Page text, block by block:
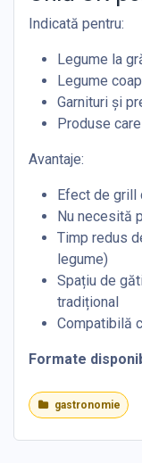
Indicată pentru:
Legume la
Legume
Garnituri și
Produse
Avantaje:
Efect de grill
Nu necesită
Timp redus
legume)
Spațiu de
tradițional
Compatibilă
Formate
gastronomie